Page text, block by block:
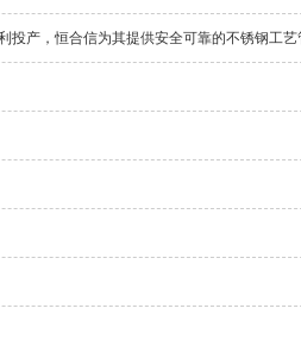
投产，恒合信为其提供安全可靠的不锈钢工艺